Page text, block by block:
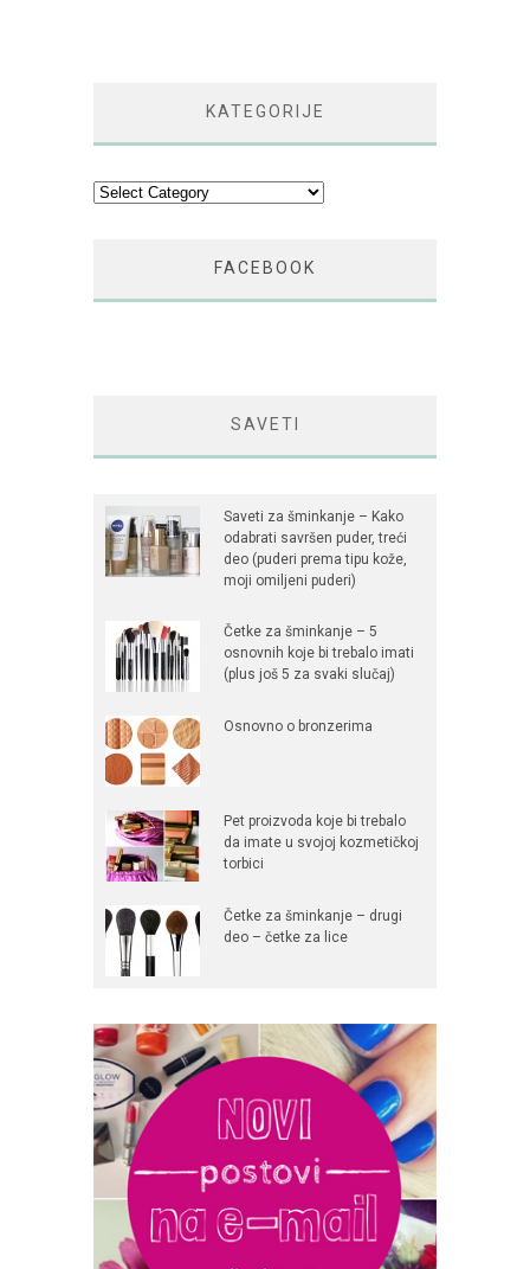
KATEGORIJE
Kategorije
FACEBOOK
SAVETI
Saveti za šminkanje – Kako
odabrati savršen puder, treći
deo (puderi prema tipu kože,
moji omiljeni puderi)
Četke za šminkanje – 5
osnovnih koje bi trebalo imati
(plus još 5 za svaki slučaj)
Osnovno o bronzerima
Pet proizvoda koje bi trebalo
da imate u svojoj kozmetičkoj
torbici
Četke za šminkanje – drugi
deo – četke za lice